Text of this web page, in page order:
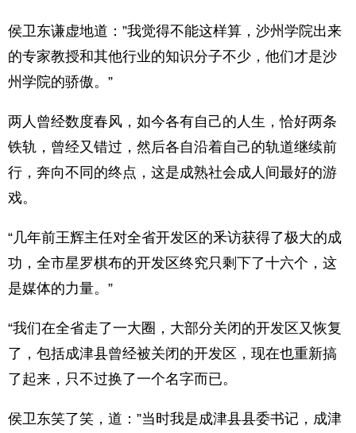
侯卫东谦虚地道：”我觉得不能这样算，沙州学院出来
的专家教授和其他行业的知识分子不少，他们才是沙
州学院的骄傲。”
两人曾经数度春风，如今各有自己的人生，恰好两条
铁轨，曾经又错过，然后各自沿着自己的轨道继续前
行，奔向不同的终点，这是成熟社会成人间最好的游
戏。
“几年前王辉主任对全省开发区的釆访获得了极大的成
功，全市星罗棋布的开发区终究只剩下了十六个，这
是媒体的力量。”
“我们在全省走了一大圈，大部分关闭的开发区又恢复
了，包括成津县曾经被关闭的开发区，现在也重新搞
了起来，只不过换了一个名字而已。
侯卫东笑了笑，道：”当时我是成津县县委书记，成津